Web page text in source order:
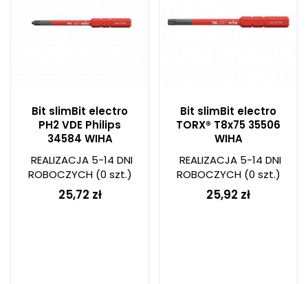
Bit slimBit electro
PH2 VDE Philips
34584 WIHA
REALIZACJA 5-14 DNI
ROBOCZYCH(0 szt.)
25,72 zł
Bit slimBit electro
TORX® T8x75 35506
WIHA
REALIZACJA 5-14 DNI
ROBOCZYCH(0 szt.)
25,92 zł